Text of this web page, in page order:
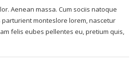
Aenean massa. Cum sociis natoque
monteslore lorem, nascetur
felis eubes pellentes eu, pretium quis,